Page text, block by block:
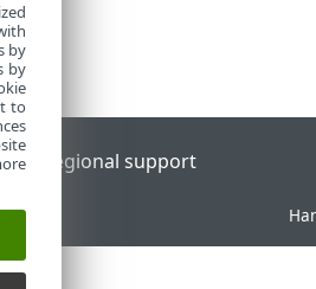
Regional support
by
by
to